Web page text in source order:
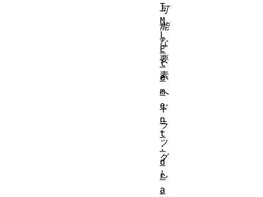
可
能
な
要
素
へ
ド
ラ
ッ
グ
し
、
T
M
L
E
l
e
m
e
n
t
:
d
r
a